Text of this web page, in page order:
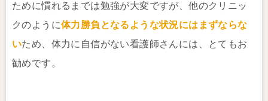
ために慣れるまでは勉強が大変ですが、他のクリニッ
クのように体力勝負となるような状況にはまずならな
いため、体力に自信がない看護師さんには、とてもお
勧めです。